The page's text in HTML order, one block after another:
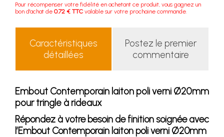
Pour récompenser votre fidélité en achetant ce produit, vous gagnez un
bon d'achat de 0.72 € TTC valable sur votre prochaine commande.
Caractéristiques
détaillées
Postez le premier
commentaire
Embout Contemporain laiton poli verni Ø20mm
pour tringle à rideaux
Répondez à votre besoin de finition soignée avec
l’Embout Contemporain laiton poli verni Ø20mm